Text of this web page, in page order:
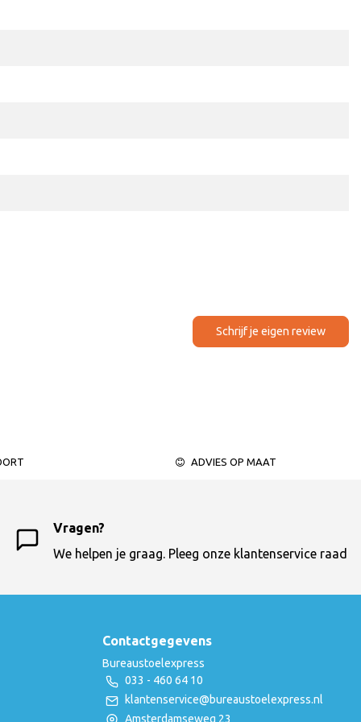
Schrijf je eigen review
ADVIES OP MAAT
Vragen?
We helpen je graag. Pleeg onze klantenservice raad
Contactgegevens
Bureaustoelexpress
033 - 460 64 10
klantenservice@bureaustoelexpress.nl
Amsterdamseweg 23